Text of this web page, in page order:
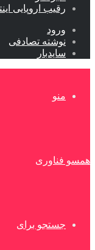
رقیب اروپایی
ورود
نوشته تصادفی
سایدبار
منو
همسو فناوری
جستجو برای